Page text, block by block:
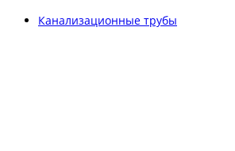
Канализационные трубы